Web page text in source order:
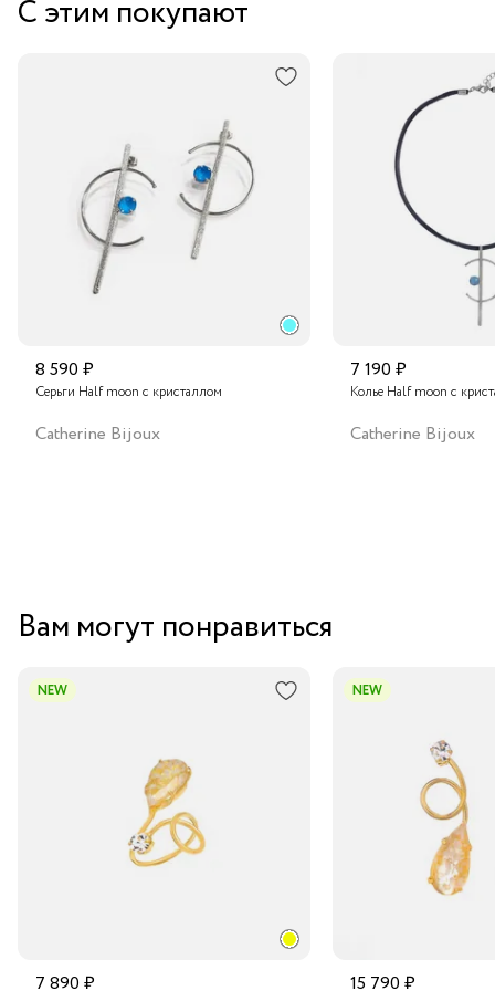
кристаллом. Кристалл добавляет сияние и роскошный
блеск, создавая неповторимое впечатление.
Курьером за 1-2 дня
Транспортной компанией по России
Подробнее о сроках доставки
С этим покупают
8 590 ₽
Серьги Half moon с кристаллом
Catherine Bijoux
7 190 ₽
Колье Half moon с
Catherine Bijoux
Вам могут понравиться
NEW
7 890 ₽
NEW
15 790 ₽